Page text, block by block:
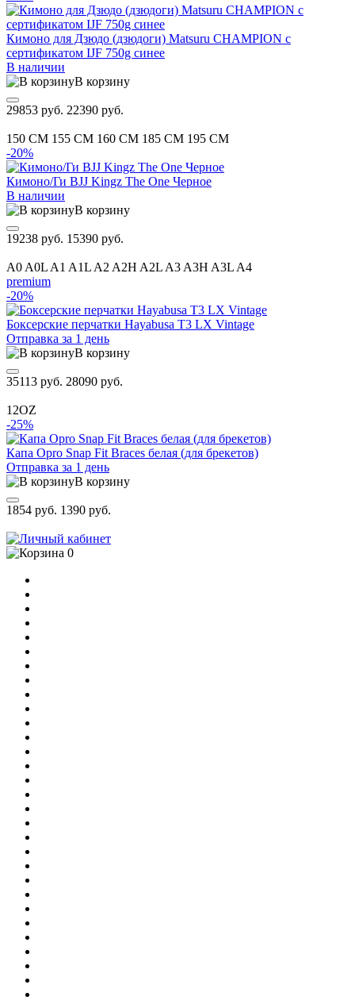
Кимоно для Дзюдо (дзюдоги) Matsuru CHAMPION с
сертификатом IJF 750g синее
В наличии
В корзину
29853 руб. 22390 руб.
150 CM 155 CM 160 CM 185 CM 195 CM
-20%
Кимоно/Ги BJJ Kingz The One Черное
В наличии
В корзину
19238 руб. 15390 руб.
A0 A0L A1 A1L A2 A2H A2L A3 A3H A3L A4
premium
-20%
Боксерские перчатки Hayabusa T3 LX Vintage
Отправка за 1 день
В корзину
35113 руб. 28090 руб.
12OZ
-25%
Капа Opro Snap Fit Braces белая (для брекетов)
Отправка за 1 день
В корзину
1854 руб. 1390 руб.
0